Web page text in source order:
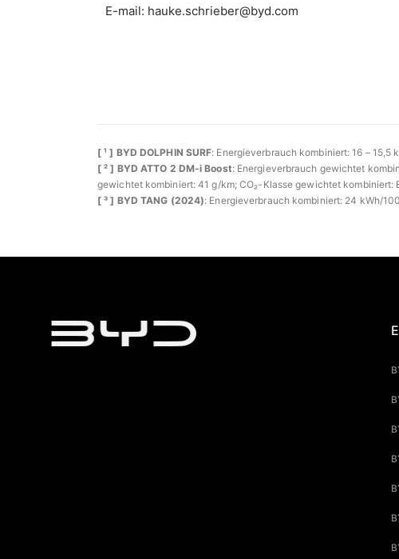
E-mail: hauke.schrieber@byd.com
[ ¹ ] BYD DOLPHIN SURF: Energieverbrauch kombiniert: 16 – 15,5
[ ² ] BYD ATTO 2 DM-i Boost: Energieverbrauch gewichtet
gewichtet kombiniert: 41 g/km; CO₂-Klasse gewichtet kombiniert:
[ ³ ] BYD TANG (2024): Energieverbrauch kombiniert: 24 kWh/